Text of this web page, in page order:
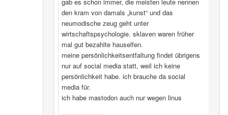
den kram von damals „kunst“ und das
neumodische zeug geht unter
wirtschaftspsychologie. sklaven waren früher
mal gut bezahlte hauselfen.
meine persönlichkeitsentfaltung findet übrigens
nur auf social media statt, weil ich keine
persönlichkeit habe. ich brauche da social
media für.
ich habe mastodon auch nur wegen linus